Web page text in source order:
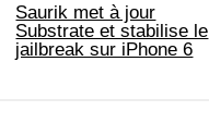
Saurik met à jour
Substrate et stabilise le
jailbreak sur iPhone 6